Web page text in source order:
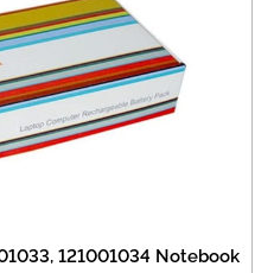
121001034 Notebook